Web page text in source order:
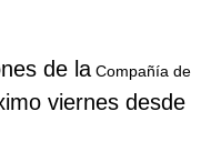
de la Compañía de
viernes desde